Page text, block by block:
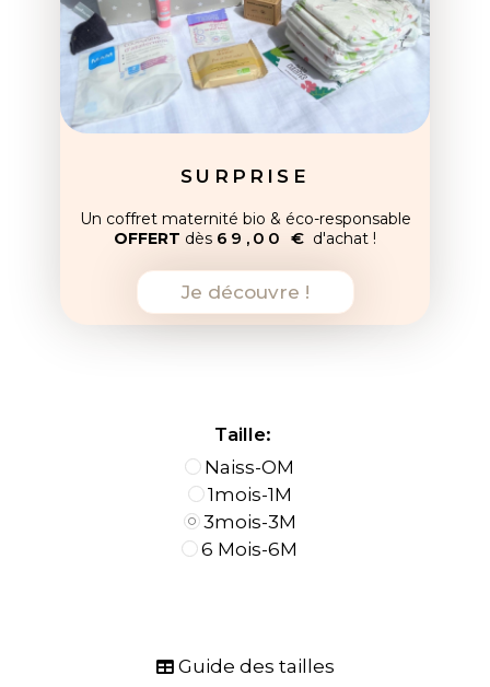
SURPRISE
Un coffret maternité bio & éco-responsable
OFFERT dès 69,00 € d'achat !
Je découvre !
Taille:
Naiss-OM
1mois-1M
3mois-3M
6 Mois-6M
Guide des tailles